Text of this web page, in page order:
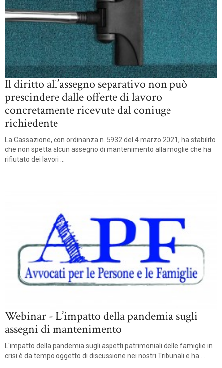
Il diritto all’assegno separativo non può
prescindere dalle offerte di lavoro
concretamente ricevute dal coniuge
richiedente
La Cassazione, con ordinanza n. 5932 del 4 marzo 2021, ha stabilito
che non spetta alcun assegno di mantenimento alla moglie che ha
rifiutato dei lavori ...
Webinar - L’impatto della pandemia sugli
assegni di mantenimento
L'impatto della pandemia sugli aspetti patrimoniali delle famiglie in
crisi è da tempo oggetto di discussione nei nostri Tribunali e ha ...